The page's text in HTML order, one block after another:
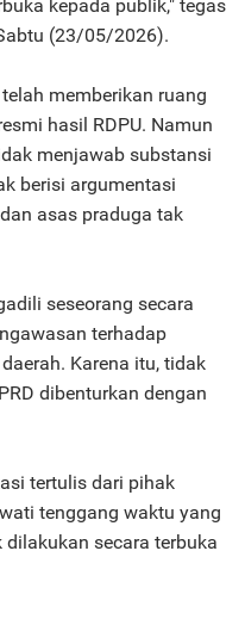
kepada publik," tegas
(23/05/2026).
memberikan ruang
hasil RDPU. Namun
menjawab substansi
berisi argumentasi
asas praduga tak
seseorang secara
terhadap
Karena itu, tidak
dibenturkan dengan
tertulis dari pihak
tenggang waktu yang
secara terbuka